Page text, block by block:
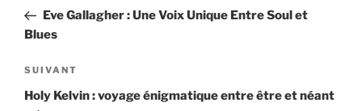
l’article
précédent
Eve Gallagher : Une Voix Unique Entre Soul et
Blues
Article
suivant
SUIVANT
Holy Kelvin : voyage énigmatique entre être et néant